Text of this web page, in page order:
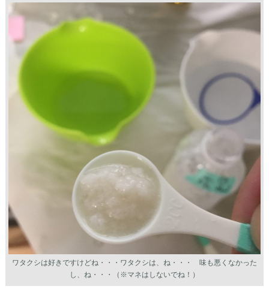
ワタクシは好きですけどね・・・ワタクシは、ね・・・ 味も悪くなかった
し、ね・・・（※マネはしないでね！）